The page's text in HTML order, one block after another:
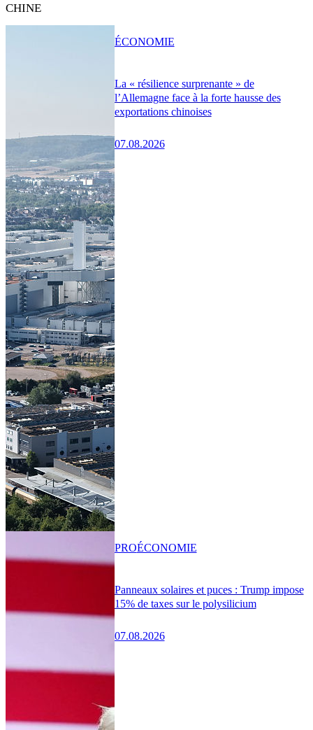
CHINE
La « résilience surprenante » de
l’Allemagne face à la forte hausse des
exportations chinoises
07.08.2026
ÉCONOMIE
Panneaux solaires et puces : Trump impose
15% de taxes sur le polysilicium
07.08.2026
PROÉCONOMIE